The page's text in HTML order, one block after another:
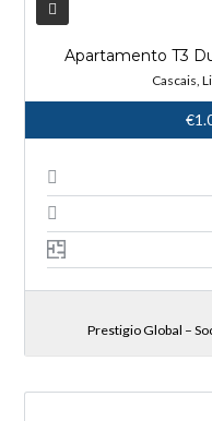
Apartamento T3
Cascais,
Prestigio Global –